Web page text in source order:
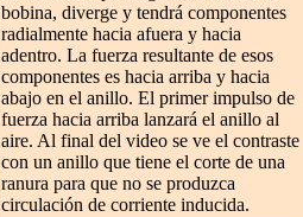
bobina, diverge y tendrá componentes
radialmente hacia afuera y hacia
adentro. La fuerza resultante de esos
componentes es hacia arriba y hacia
abajo en el anillo. El primer impulso de
fuerza hacia arriba lanzará el anillo al
aire. Al final del video se ve el contraste
con un anillo que tiene el corte de una
ranura para que no se produzca
circulación de corriente inducida.